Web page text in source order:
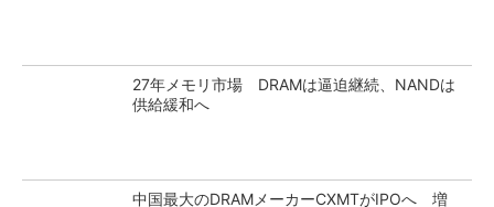
27年メモリ市場 DRAMは逼迫継続、NANDは
供給緩和へ
中国最大のDRAMメーカーCXMTがIPOへ 増